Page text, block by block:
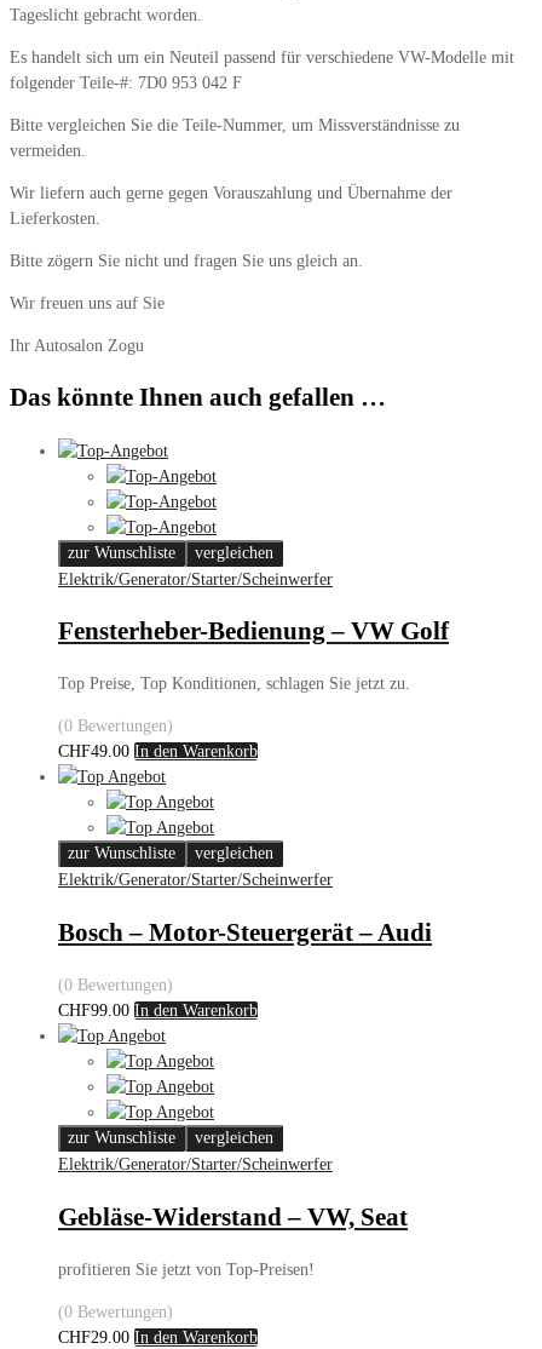
Tageslicht gebracht worden.
Es handelt sich um ein Neuteil passend für verschiedene VW-Modelle mit
folgender Teile-#: 7D0 953 042 F
Bitte vergleichen Sie die Teile-Nummer, um Missverständnisse zu
vermeiden.
Wir liefern auch gerne gegen Vorauszahlung und Übernahme der
Lieferkosten.
Bitte zögern Sie nicht und fragen Sie uns gleich an.
Wir freuen uns auf Sie
Ihr Autosalon Zogu
Das könnte Ihnen auch gefallen …
zur Wunschliste
vergleichen
Elektrik/Generator/Starter/Scheinwerfer
Fensterheber-Bedienung – VW Golf
Top Preise, Top Konditionen, schlagen Sie jetzt zu.
(0 Bewertungen)
CHF49.00 In den Warenkorb
zur Wunschliste
vergleichen
Elektrik/Generator/Starter/Scheinwerfer
Bosch – Motor-Steuergerät – Audi
(0 Bewertungen)
CHF99.00 In den Warenkorb
zur Wunschliste
vergleichen
Elektrik/Generator/Starter/Scheinwerfer
Gebläse-Widerstand – VW, Seat
profitieren Sie jetzt von Top-Preisen!
(0 Bewertungen)
CHF29.00 In den Warenkorb